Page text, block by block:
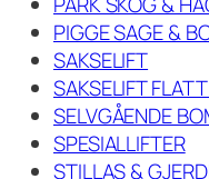
PIGGE SAGE &
SAKSELIFT
SAKSELIFT
SELVGÅENDE
SPESIALLIFTER
STILLAS &